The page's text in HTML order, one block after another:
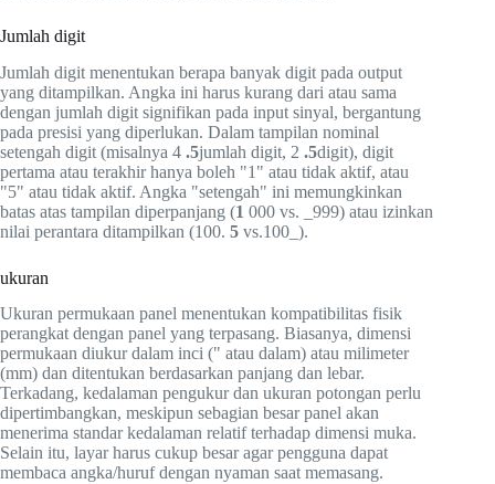
Jumlah digit
Jumlah digit menentukan berapa banyak digit pada output
yang ditampilkan. Angka ini harus kurang dari atau sama
dengan jumlah digit signifikan pada input sinyal, bergantung
pada presisi yang diperlukan. Dalam tampilan nominal
setengah digit (misalnya 4 .5jumlah digit, 2 .5digit), digit
pertama atau terakhir hanya boleh "1" atau tidak aktif, atau
"5" atau tidak aktif. Angka "setengah" ini memungkinkan
batas atas tampilan diperpanjang (1 000 vs. _999) atau izinkan
nilai perantara ditampilkan (100. 5 vs.100_).
ukuran
Ukuran permukaan panel menentukan kompatibilitas fisik
perangkat dengan panel yang terpasang. Biasanya, dimensi
permukaan diukur dalam inci (" atau dalam) atau milimeter
(mm) dan ditentukan berdasarkan panjang dan lebar.
Terkadang, kedalaman pengukur dan ukuran potongan perlu
dipertimbangkan, meskipun sebagian besar panel akan
menerima standar kedalaman relatif terhadap dimensi muka.
Selain itu, layar harus cukup besar agar pengguna dapat
membaca angka/huruf dengan nyaman saat memasang.